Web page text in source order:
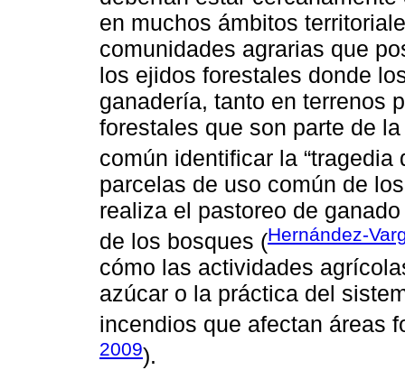
en muchos ámbitos
comunidades agrarias que
los ejidos forestales donde
ganadería, tanto en terrenos
forestales que son parte de
común identificar la “tragedia
parcelas de uso común de
realiza el pastoreo de
de los bosques (Hernández-
cómo las actividades
azúcar o la práctica del
incendios que afectan áreas
2009).